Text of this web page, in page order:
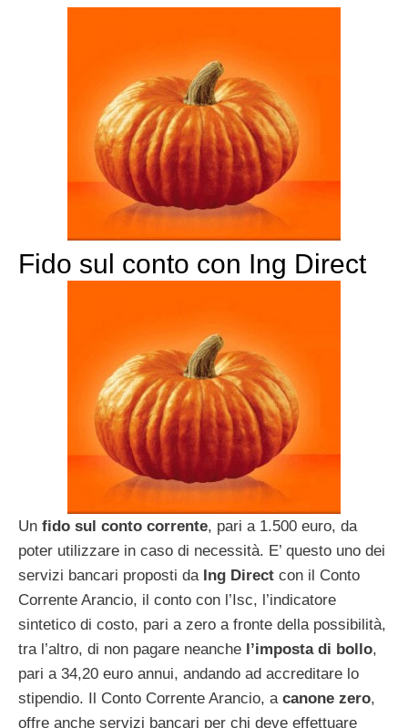
Fido sul conto con Ing Direct
Un fido sul conto corrente, pari a 1.500 euro, da
poter utilizzare in caso di necessità. E’ questo uno dei
servizi bancari proposti da Ing Direct con il Conto
Corrente Arancio, il conto con l’Isc, l’indicatore
sintetico di costo, pari a zero a fronte della possibilità,
tra l’altro, di non pagare neanche l’imposta di bollo,
pari a 34,20 euro annui, andando ad accreditare lo
stipendio. Il Conto Corrente Arancio, a canone zero,
offre anche servizi bancari per chi deve effettuare